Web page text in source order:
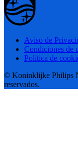
Aviso de
Condiciones de
Política de
© Koninklijke Philips
reservados.